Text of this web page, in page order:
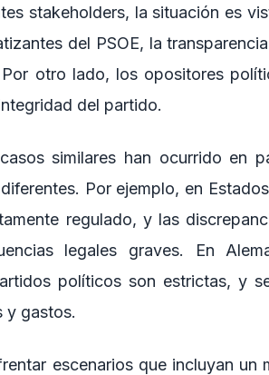
stakeholders, la situación es
del PSOE, la
otro lado, los opositores
del partido.
similares han ocurrido en
Por ejemplo, en
regulado, y las
legales graves. En
políticos son estrictas, y
y gastos.
escenarios que incluyan un